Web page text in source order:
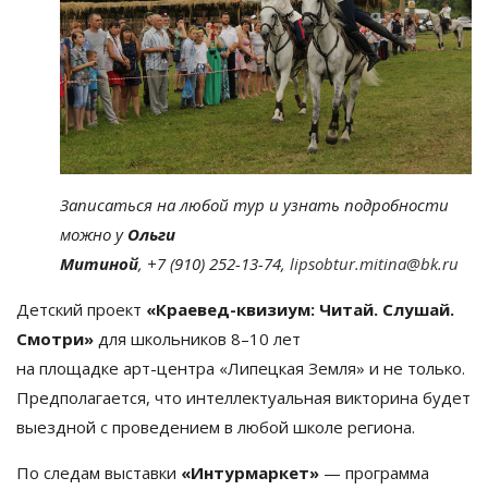
Записаться на любой тур и узнать подробности
можно у Ольги
Митиной, +7 (910) 252-13-74, lipsobtur.mitina@bk.ru
Детский проект «Краевед-квизиум: Читай. Слушай.
Смотри» для школьников 8–10 лет
на площадке арт-центра «Липецкая Земля» и не только.
Предполагается, что интеллектуальная викторина будет
выездной с проведением в любой школе региона.
По следам выставки «Интурмаркет» — программа